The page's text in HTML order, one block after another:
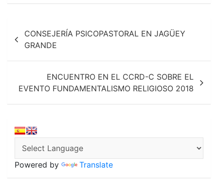
b
k
s
p
l
Navegación
de
entradas
CONSEJERÍA PSICOPASTORAL EN JAGÜEY
GRANDE
ENCUENTRO EN EL CCRD-C SOBRE EL
EVENTO FUNDAMENTALISMO RELIGIOSO 2018
Powered by Translate